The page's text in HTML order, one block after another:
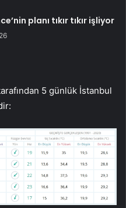
planı tıkır tıkır işliyor
5 günlük İstanbul